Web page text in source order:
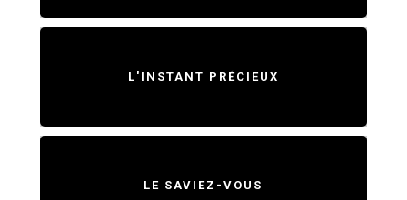
L'INSTANT PRÉCIEUX
LE SAVIEZ-VOUS